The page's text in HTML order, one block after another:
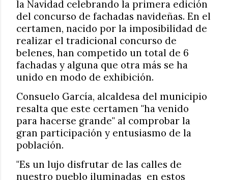
la Navidad celebrando la primera edición
del concurso de fachadas navideñas. En el
certamen, nacido por la imposibilidad de
realizar el tradicional concurso de
belenes, han competido un total de 6
fachadas y alguna que otra más se ha
unido en modo de exhibición.
Consuelo García, alcaldesa del municipio
resalta que este certamen "ha venido
para hacerse grande" al comprobar la
gran participación y entusiasmo de la
población.
"Es un lujo disfrutar de las calles de
nuestro pueblo iluminadas en estos